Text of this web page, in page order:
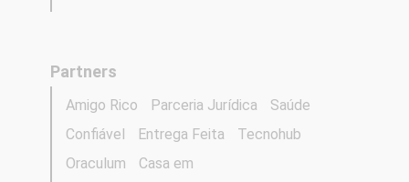
Partners
Amigo Rico Parceria Jurídica
Saúde
Confiável
Entrega Feita
Tecnohub
Oraculum
Casa em